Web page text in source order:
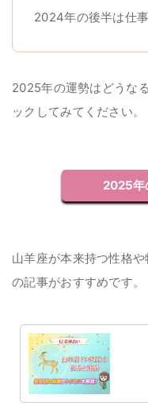
2024年の後半は仕
2025年の運勢はどうな
ックしてみてください。
2025年
山羊座が本来持つ性格
の記事がおすすめです。